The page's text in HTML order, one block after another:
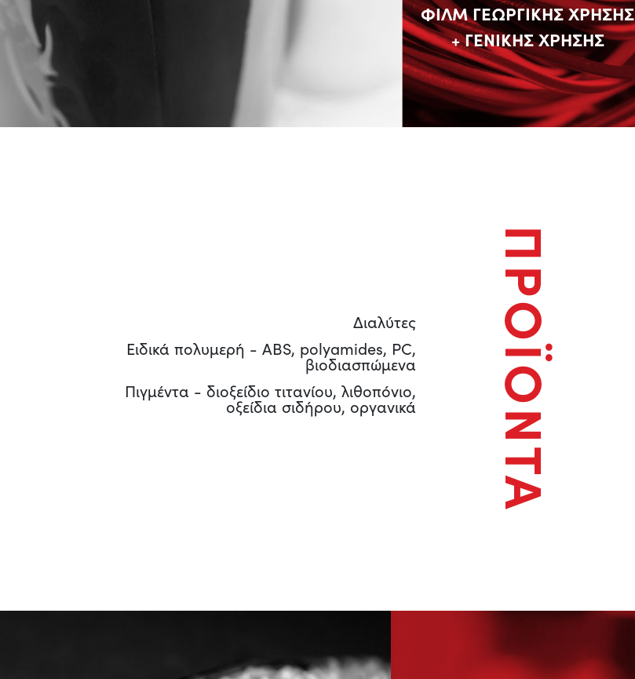
ΦΙΛΜ ΓΕΩΡΓΙΚΗΣ ΧΡΗΣΗΣ
+ ΓΕΝΙΚΗΣ ΧΡΗΣΗΣ
Διαλύτες
Ειδικά πολυμερή - ABS, polyamides, PC,
βιοδιασπώμενα
Πιγμέντα - διοξείδιο τιτανίου, λιθοπόνιο,
οξείδια σιδήρου, οργανικά ΠΡΟΪΟΝΤΑ